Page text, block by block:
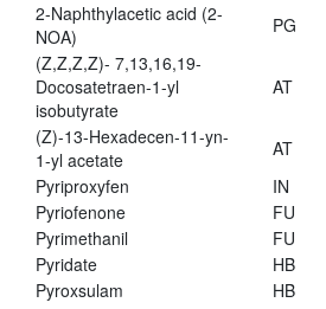
2-Naphthylacetic acid (2-
NOA)
PG
(Z,Z,Z,Z)- 7,13,16,19-
Docosatetraen-1-yl
isobutyrate
AT
(Z)-13-Hexadecen-11-yn-
1-yl acetate
AT
Pyriproxyfen
IN
Pyriofenone
FU
Pyrimethanil
FU
Pyridate
HB
Pyroxsulam
HB